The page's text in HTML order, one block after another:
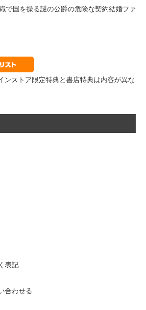
で国を操る謎の公爵の危険な契約結婚ファ
ンストア限定特典と書店特典は内容が異な
表記
合わせる